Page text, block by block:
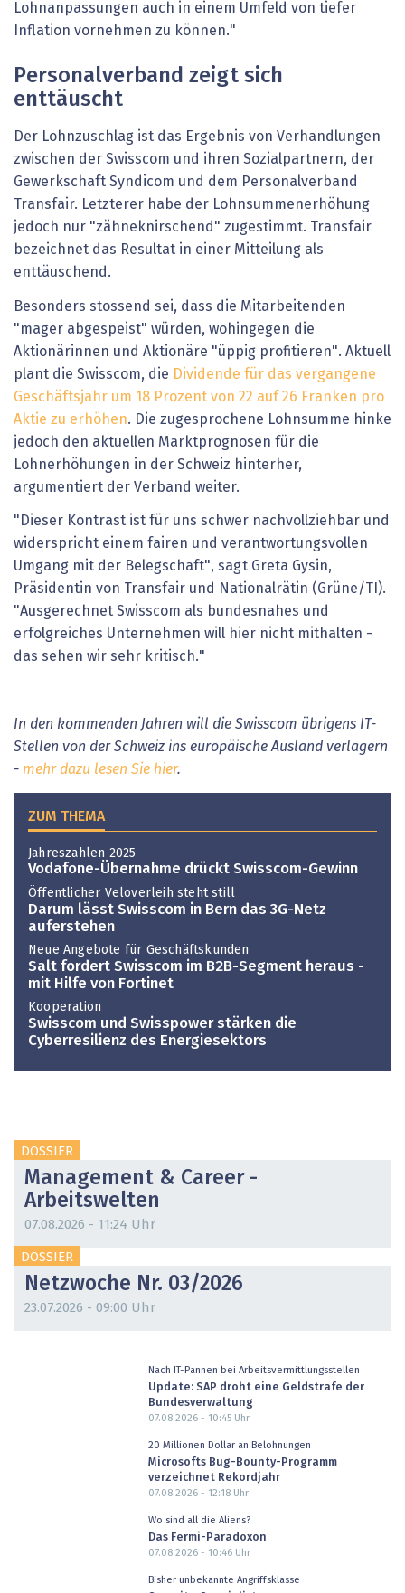
Lohnanpassungen auch in einem Umfeld von tiefer
Inflation vornehmen zu können."
Personalverband zeigt sich
enttäuscht
Der Lohnzuschlag ist das Ergebnis von Verhandlungen
zwischen der Swisscom und ihren Sozialpartnern, der
Gewerkschaft Syndicom und dem Personalverband
Transfair. Letzterer habe der Lohnsummenerhöhung
jedoch nur "zähneknirschend" zugestimmt. Transfair
bezeichnet das Resultat in einer Mitteilung als
enttäuschend.
Besonders stossend sei, dass die Mitarbeitenden
"mager abgespeist" würden, wohingegen die
Aktionärinnen und Aktionäre "üppig profitieren". Aktuell
plant die Swisscom, die Dividende für das vergangene
Geschäftsjahr um 18 Prozent von 22 auf 26 Franken pro
Aktie zu erhöhen. Die zugesprochene Lohnsumme hinke
jedoch den aktuellen Marktprognosen für die
Lohnerhöhungen in der Schweiz hinterher,
argumentiert der Verband weiter.
"Dieser Kontrast ist für uns schwer nachvollziehbar und
widerspricht einem fairen und verantwortungsvollen
Umgang mit der Belegschaft", sagt Greta Gysin,
Präsidentin von Transfair und Nationalrätin (Grüne/TI).
"Ausgerechnet Swisscom als bundesnahes und
erfolgreiches Unternehmen will hier nicht mithalten -
das sehen wir sehr kritisch."
In den kommenden Jahren will die Swisscom übrigens IT-
Stellen von der Schweiz ins europäische Ausland verlagern
- mehr dazu lesen Sie hier.
ZUM THEMA
Jahreszahlen 2025
Vodafone-Übernahme drückt Swisscom-Gewinn
Öffentlicher Veloverleih steht still
Darum lässt Swisscom in Bern das 3G-Netz
auferstehen
Neue Angebote für Geschäftskunden
Salt fordert Swisscom im B2B-Segment heraus -
mit Hilfe von Fortinet
Kooperation
Swisscom und Swisspower stärken die
Cyberresilienz des Energiesektors
DOSSIER
Management & Career -
Arbeitswelten
07.08.2026 - 11:24 Uhr
DOSSIER
Netzwoche Nr. 03/2026
23.07.2026 - 09:00 Uhr
Nach IT-Pannen bei Arbeitsvermittlungsstellen
Update: SAP droht eine Geldstrafe der
Bundesverwaltung
07.08.2026 - 10:45Uhr
20 Millionen Dollar an Belohnungen
Microsofts Bug-Bounty-Programm
verzeichnet Rekordjahr
07.08.2026 - 12:18Uhr
Wo sind all die Aliens?
Das Fermi-Paradoxon
07.08.2026 - 10:46Uhr
Bisher unbekannte Angriffsklasse